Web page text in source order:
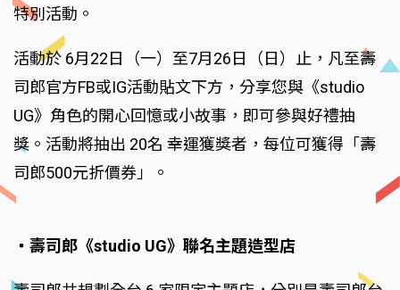
特別活動。
活動於 6月22日（一）至7月26日（日）止，凡至壽
司郎官方FB或IG活動貼文下方，分享您與《studio
UG》角色的開心回憶或小故事，即可參與好禮抽
獎。活動將抽出 20名 幸運獲獎者，每位可獲得「壽
司郎500元折價券」。
‧壽司郎《studio UG》聯名主題造型店